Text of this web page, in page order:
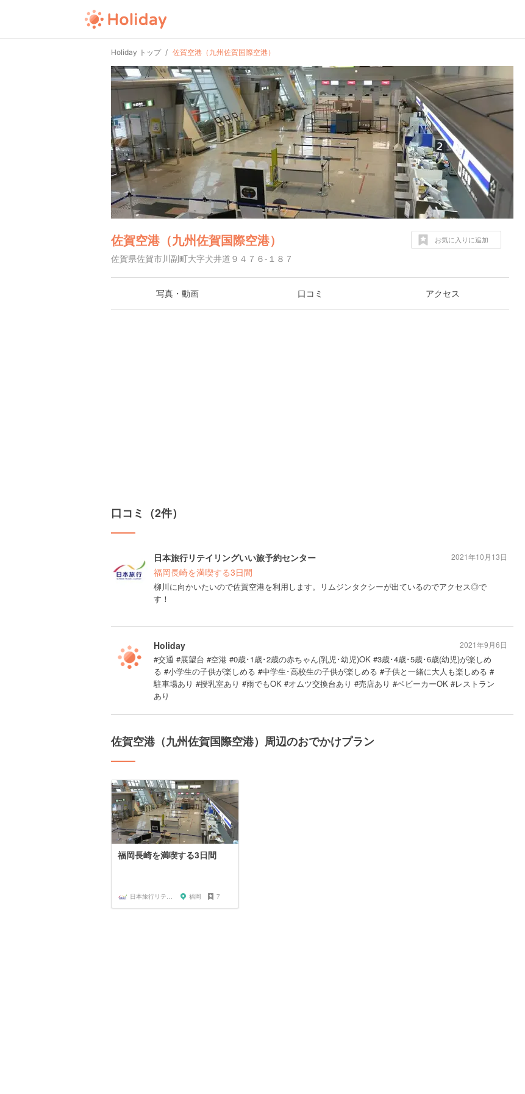
Holiday トップ 佐賀空港（九州佐賀国際空港）
佐賀空港（九州佐賀国際空港）
佐賀県佐賀市川副町大字犬井道９４７６-１８７
お気に入りに追加
写真・動画 口コミ アクセス
口コミ（2件）
日本旅行リテイリングいい旅予約センター
福岡長崎を満喫する3日間
柳川に向かいたいので佐賀空港を利用します。リムジンタクシーが出ているのでアクセス◎で
す！
2021年10月13日
Holiday
#交通 #展望台 #空港 #0歳･1歳･2歳の赤ちゃん(乳児･幼児)OK #3歳･4歳･5歳･6歳(幼児)が楽しめ
る #小学生の子供が楽しめる #中学生･高校生の子供が楽しめる #子供と一緒に大人も楽しめる #
駐車場あり #授乳室あり #雨でもOK #オムツ交換台あり #売店あり #ベビーカーOK #レストラン
あり
2021年9月6日
佐賀空港（九州佐賀国際空港）周辺のおでかけプラン
福岡長崎を満喫する3日間
日本旅行リテイリングいい旅予約センター 福岡 7